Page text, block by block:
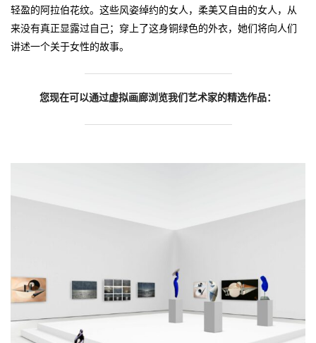
轻盈的阿拉伯花纹。这些风姿绰约的女人，柔美又自由的女人，从
来没有真正显露过自己；穿上了这身铜绿色的外衣，她们将向人们
讲述一个关于女性的故事。
您现在可以通过虚拟画廊浏览我们艺术家的精选作品：